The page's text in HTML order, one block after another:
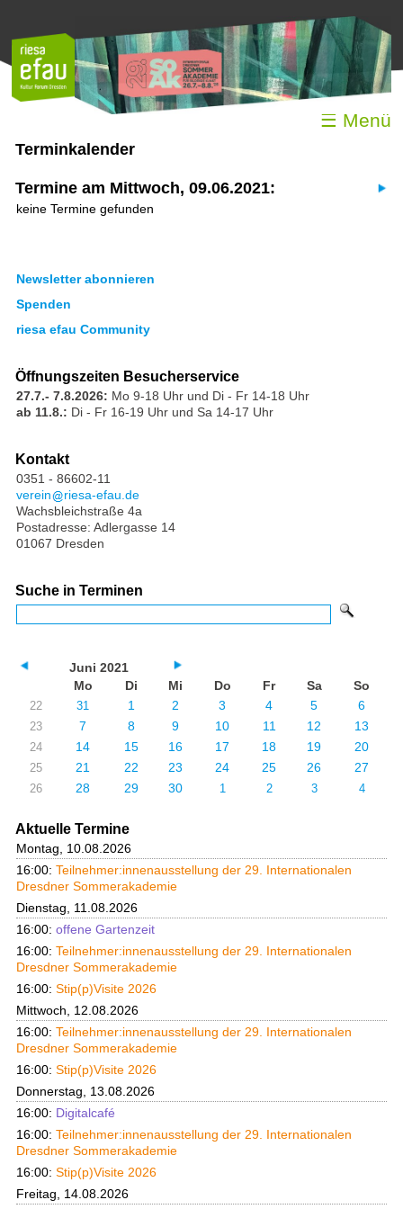
☰ Menü
Terminkalender
Termine am Mittwoch, 09.06.2021:
keine Termine gefunden
Newsletter abonnieren
Spenden
riesa efau Community
Öffnungszeiten Besucherservice
27.7.- 7.8.2026: Mo 9-18 Uhr und Di - Fr 14-18 Uhr
ab 11.8.: Di - Fr 16-19 Uhr und Sa 14-17 Uhr
Kontakt
0351 - 86602-11
verein
riesa-efau.de
Wachsbleichstraße 4a
Postadresse: Adlergasse 14
01067 Dresden
Suche in Terminen
Juni 2021
Mo
Di Mi Do Fr Sa So
22 31 1 2 3 4 5 6
23 7 8 9 10 11 12 13
24 14 15 16 17 18 19 20
25 21 22 23 24 25 26 27
26 28 29 30 1 2 3 4
Aktuelle Termine
Montag, 10.08.2026
16:00: Teilnehmer:innenausstellung der 29. Internationalen
Dresdner Sommerakademie
Dienstag, 11.08.2026
16:00: offene Gartenzeit
16:00: Teilnehmer:innenausstellung der 29. Internationalen
Dresdner Sommerakademie
16:00: Stip(p)Visite 2026
Mittwoch, 12.08.2026
16:00: Teilnehmer:innenausstellung der 29. Internationalen
Dresdner Sommerakademie
16:00: Stip(p)Visite 2026
Donnerstag, 13.08.2026
16:00: Digitalcafé
16:00: Teilnehmer:innenausstellung der 29. Internationalen
Dresdner Sommerakademie
16:00: Stip(p)Visite 2026
Freitag, 14.08.2026